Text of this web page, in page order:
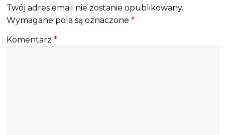
Twój adres email nie zostanie opublikowany.
Wymagane pola są oznaczone*
Komentarz*